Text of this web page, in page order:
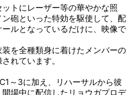
トにレーザー等の華やかな照
砲といった特効を駆使して、配
ルとなっているだけに、映像で
を全種類身に着けたメンバーの
れています。
～3に加え、リハーサルから彼
場中に配信したリョウガプロデ